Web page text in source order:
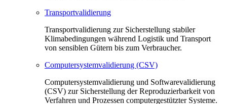
Transportvalidierung
Transportvalidierung zur Sicherstellung stabiler
Klimabedingungen während Logistik und Transport
von sensiblen Gütern bis zum Verbraucher.
Computersystemvalidierung (CSV)
Computersystemvalidierung und Softwarevalidierung
(CSV) zur Sicherstellung der Reproduzierbarkeit von
Verfahren und Prozessen computergestützter Systeme.